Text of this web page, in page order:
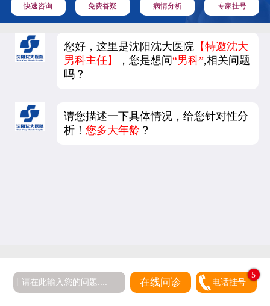
快速咨询 免费答疑 病情分析 专家挂号
您好，这里是沈阳沈大医院【特邀沈大
男科主任】
，您是想问“男科”,相关问题
吗？
请您描述一下具体情况，给您针对性分
析！ 您多大年龄 ？
在线问诊 电话挂号
5